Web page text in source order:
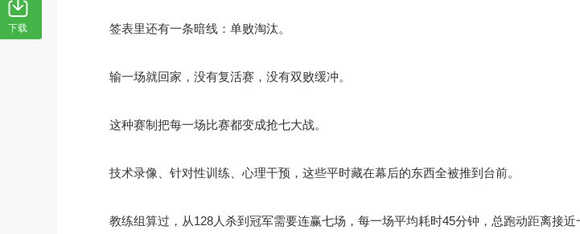
签表里还有一条暗线：单败淘汰。
输一场就回家，没有复活赛，没有双败缓冲。
这种赛制把每一场比赛都变成抢七大战。
技术录像、针对性训练、心理干预，这些平时藏在幕后的东西全被推到台前。
教练组算过，从128人杀到冠军需要连赢七场，每一场平均耗时45分钟，总跑动距离接近
下载